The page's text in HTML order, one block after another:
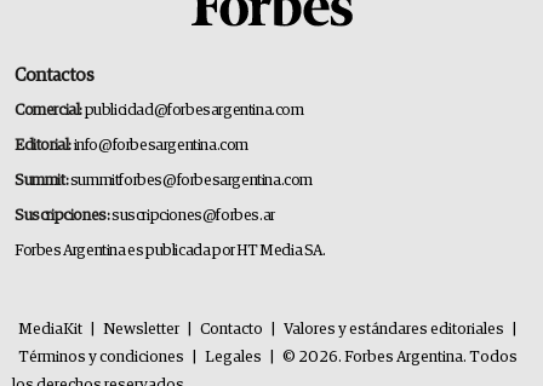
Contactos
Comercial:publicidad@forbesargentina.com
Editorial:info@forbesargentina.com
Summit:summitforbes@forbesargentina.com
Suscripciones:suscripciones@forbes.ar
Forbes Argentina es publicada por HT Media SA.
MediaKit Newsletter Contacto Valores y estándares editoriales
Términos y condiciones
Legales
© 2026. Forbes Argentina. Todos